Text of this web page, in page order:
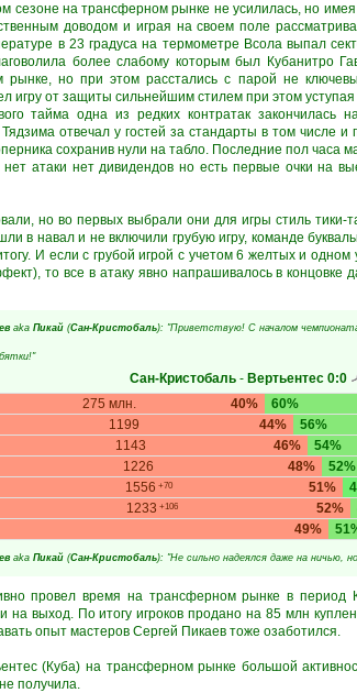
сезоне на трансферном рынке не усилилась, но
доводом и играя на своем поле
в 23 градуса на термометре Всола выпал
более слабому которым был Кубанитро
рынке, но при этом расстались с парой не
игру от защиты сильнейшим стилем при этом
тайма одна из редких контратак
отвечал у гостей за стандарты в том числе
сохранив нули на табло. Последние пол часа
нет атаки нет дивидендов но есть первые очки на
но во первых выбрали они для игры стиль тики-
в навал и не включили грубую игру, команде
И если с грубой игрой с учетом 6 желтых и
то все в атаку явно напрашивалось в концовке
aka Пикай (Сан-Кристобаль): "Приветствую! С началом
Сан-Кристобаль- Вертьентес 0:0
40%
275 млн. 60%
44%
1199 56%
46%
1143 54%
48%
1226 52%
51%
1556 +70
52%
1233 +106
49%
aka Пикай (Сан-Кристобаль): "Не сильно надеялся даже на ничью,
провел время на трансферном рынке в
выход. По итогу игроков продано на 85 млн
опыт мастеров Сергей Пикаев тоже озаботился.
(Куба) на трансферном рынке большой
получила.